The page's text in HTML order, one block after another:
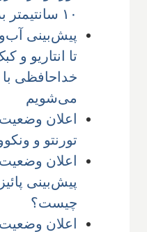
۱۰ سانتیمتر برف یا باران برفی دارند
پیش‌بینی
تا انتاریو و
خداحافظی با
می‌شویم
اعلان
تورنتو و
اعلان
پیش‌بینی
چیست؟
اعلان